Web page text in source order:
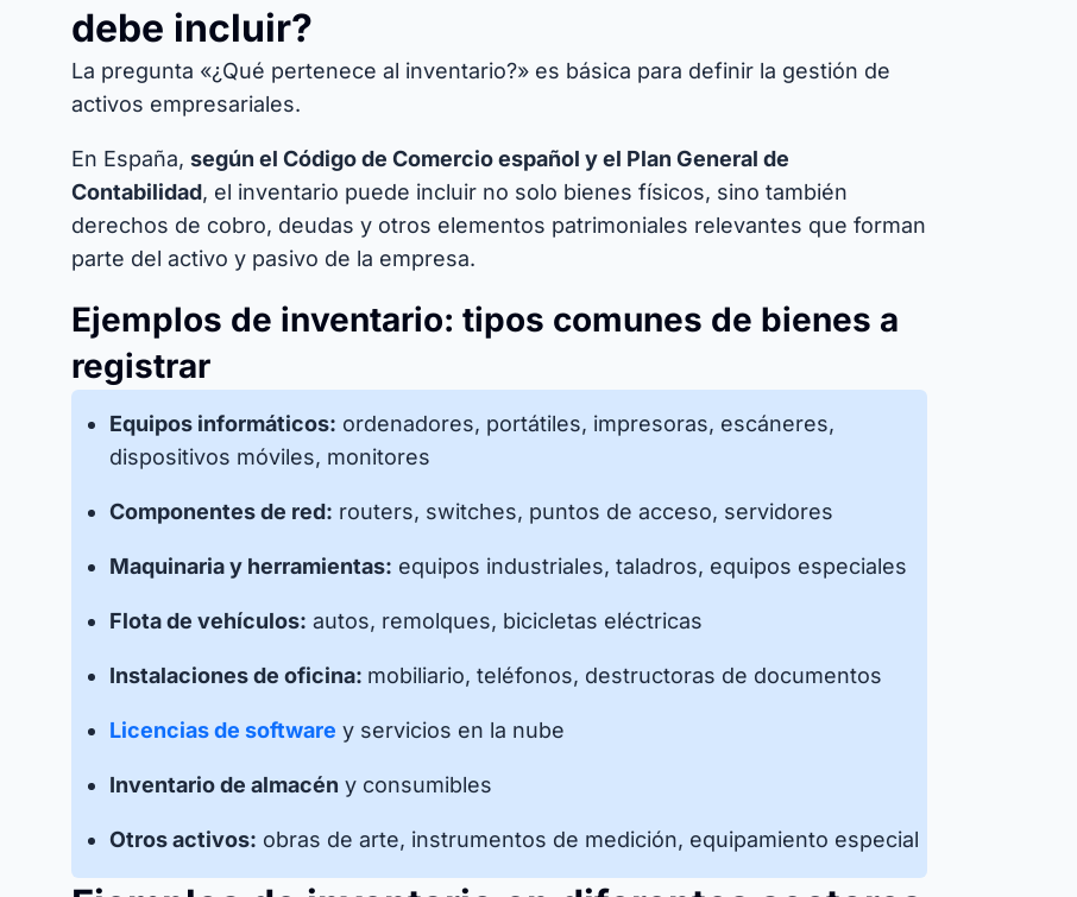
debe incluir?
La pregunta «¿Qué pertenece al inventario?» es básica para definir la gestión de
activos empresariales.
En España, según el Código de Comercio español y el Plan General de
Contabilidad, el inventario puede incluir no solo bienes físicos, sino también
derechos de cobro, deudas y otros elementos patrimoniales relevantes que forman
parte del activo y pasivo de la empresa.
Ejemplos de inventario: tipos comunes de bienes a
registrar
Equipos informáticos: ordenadores, portátiles, impresoras, escáneres,
dispositivos móviles, monitores
Componentes de red: routers, switches, puntos de acceso, servidores
Maquinaria y herramientas: equipos industriales, taladros, equipos especiales
Flota de vehículos: autos, remolques, bicicletas eléctricas
Instalaciones de oficina: mobiliario, teléfonos, destructoras de documentos
Licencias de software y servicios en la nube
Inventario de almacén y consumibles
Otros activos: obras de arte, instrumentos de medición, equipamiento especial